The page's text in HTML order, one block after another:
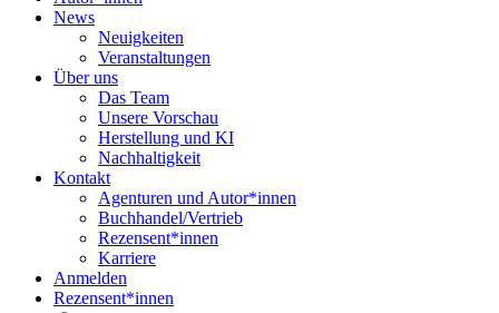
News
Neuigkeiten
Veranstaltungen
Über uns
Das Team
Unsere Vorschau
Herstellung und KI
Nachhaltigkeit
Kontakt
Agenturen und Autor*innen
Buchhandel/Vertrieb
Rezensent*innen
Karriere
Anmelden
Rezensent*innen